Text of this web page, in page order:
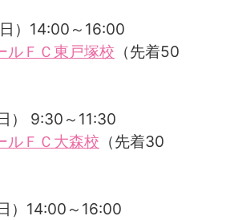
）14:00～16:00
ルＦＣ東戸塚校 （先着50
9:30～11:30
ルＦＣ大森校 （先着30
14:00～16:00